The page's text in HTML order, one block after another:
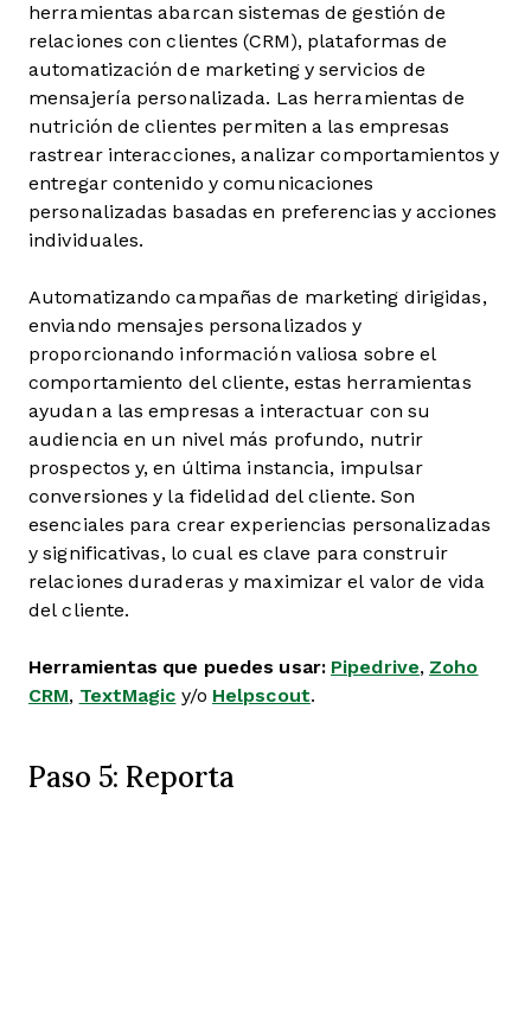
herramientas abarcan sistemas de gestión de
relaciones con clientes (CRM), plataformas de
automatización de marketing y servicios de
mensajería personalizada. Las herramientas de
nutrición de clientes permiten a las empresas
rastrear interacciones, analizar comportamientos y
entregar contenido y comunicaciones
personalizadas basadas en preferencias y acciones
individuales.
Automatizando campañas de marketing dirigidas,
enviando mensajes personalizados y
proporcionando información valiosa sobre el
comportamiento del cliente, estas herramientas
ayudan a las empresas a interactuar con su
audiencia en un nivel más profundo, nutrir
prospectos y, en última instancia, impulsar
conversiones y la fidelidad del cliente. Son
esenciales para crear experiencias personalizadas
y significativas, lo cual es clave para construir
relaciones duraderas y maximizar el valor de vida
del cliente.
Herramientas que puedes usar: Pipedrive, Zoho
CRM, TextMagic y/o Helpscout.
Paso 5: Reporta